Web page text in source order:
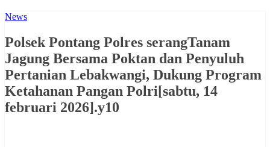
News
Polsek Pontang Polres serangTanam
Jagung Bersama Poktan dan Penyuluh
Pertanian Lebakwangi, Dukung Program
Ketahanan Pangan Polri[sabtu, 14
februari 2026].y10